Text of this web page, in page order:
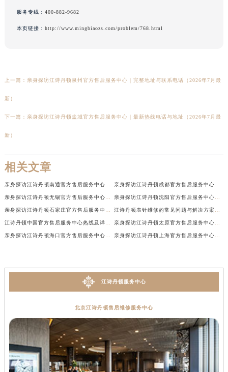
服务专线： 400-882-9682
本页链接： http://www.mingbiaozs.com/problem/768.html
上一篇： 亲身探访江诗丹顿泉州官方售后服务中心｜完整地址与联系电话（2026年7月最
新）
下一篇： 亲身探访江诗丹顿盐城官方售后服务中心｜最新热线电话与地址（2026年7月最
新）
相关文章
江诗丹顿服务中心
北京江诗丹顿售后维修服务中心